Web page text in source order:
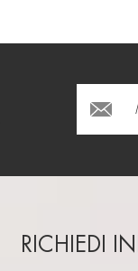
RICHIEDI